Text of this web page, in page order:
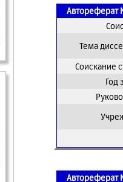
Автореферат
Тема
Соискание
Год
Автореферат